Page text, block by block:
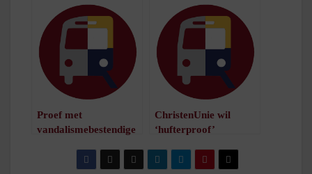
rookvrij
/
minuut leestijd
/
minuut leestijd
Proef met
vandalismebestendige
minuut leestijd
ChristenUnie wil
‘hufterproof’
minuut leestijd